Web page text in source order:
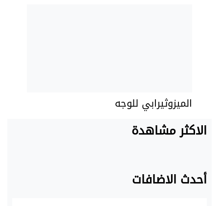
الميزوثيرابي للوجه
الاكثر مشاهدة
أحدث الاضافات